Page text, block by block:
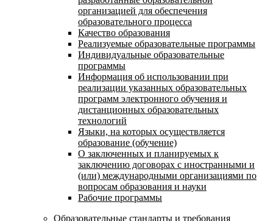
организацией для обеспечения
образовательного процесса
Качество образования
Реализуемые образовательные программы
Индивидуальные образовательные
программы
Информация об использовании при
реализации указанных образовательных
программ электронного обучения и
дистанционных образовательных
технологий
Языки, на которых осуществляется
образование (обучение)
О заключенных и планируемых к
заключению договорах с иностранными и
(или) международными организациями по
вопросам образования и науки
Рабочие программы
Образовательные стандарты и требования